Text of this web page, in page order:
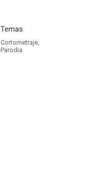
Temas
Cortometraje,
Parodia